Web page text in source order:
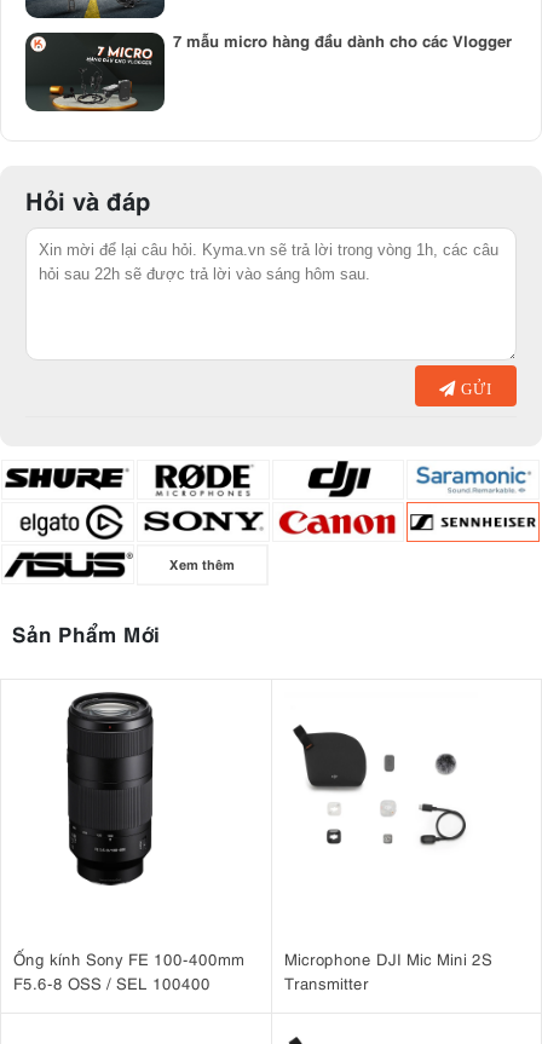
7 mẫu micro hàng đầu dành cho các Vlogger
Hỏi và đáp
GỬI
Xem thêm
Sản Phẩm Mới
Ống kính Sony FE 100-400mm
F5.6-8 OSS / SEL 100400
Microphone DJI Mic Mini 2S
Transmitter